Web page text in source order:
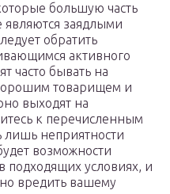
большую часть
являются заядлыми
обратить
активного
часто бывать на
товарищем и
выходят на
к перечисленным
лишь неприятности
возможности
подходящих условиях, и
вредить вашему